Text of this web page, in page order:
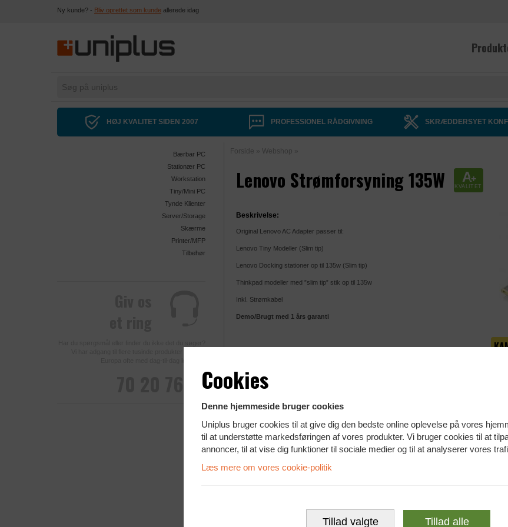
Cookies
Denne hjemmeside bruger cookies
Uniplus bruger cookies til at give dig den bedste online oplevelse på vores
til at understøtte markedsføringen af vores produkter. Vi bruger cookies til at
annoncer, til at vise dig funktioner til sociale medier og til at analyserer vores
Læs mere om vores cookie-politik
Tillad valgte Tillad alle
Ny kunde? - Bliv oprettet som kunde allerede idag
HØJ KVALITET SIDEN 2007 PROFESSIONEL RÅDGIVNING SKRÆDDERSYET
Bærbar PC
Stationær PC
Workstation
Tiny/Mini PC
Tynde Klienter
Server/Storage
Skærme
Printer/MFP
Tilbehør
70 20 76 78
Forside » Webshop »
Lenovo Strømforsyning 135W A+
KVALITET
Beskrivelse:
Original Lenovo AC Adapter passer til:
Lenovo Tiny Modeller (Slim tip)
Lenovo Docking stationer op til 135w (Slim tip)
Thinkpad modeller med ”slim tip” stik op til 135w
Inkl. Strømkabel
Demo/Brugt med 1 års garanti
Mere info
ring og hør mere på 70 20 76 78 Uniplus IT A/S